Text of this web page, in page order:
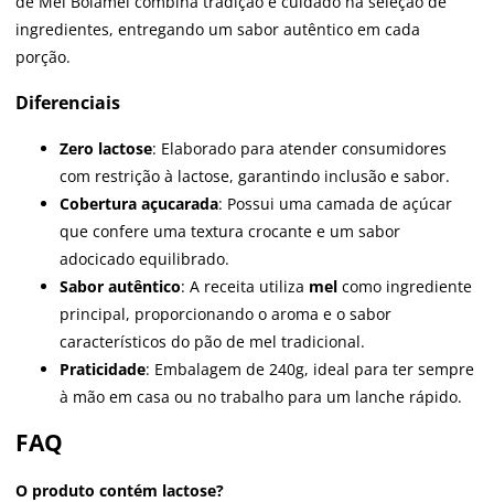
ingredientes, entregando um sabor autêntico em cada
porção.
Diferenciais
Zero lactose: Elaborado para atender consumidores
com restrição à lactose, garantindo inclusão e sabor.
Cobertura açucarada: Possui uma camada de açúcar
que confere uma textura crocante e um sabor
adocicado equilibrado.
Sabor autêntico: A receita utiliza mel como ingrediente
principal, proporcionando o aroma e o sabor
característicos do pão de mel tradicional.
Praticidade: Embalagem de 240g, ideal para ter sempre
à mão em casa ou no trabalho para um lanche rápido.
FAQ
O produto contém lactose?